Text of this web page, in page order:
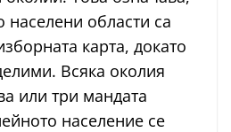
населени области са
карта, докато
Всяка околия
или три мандата
население се